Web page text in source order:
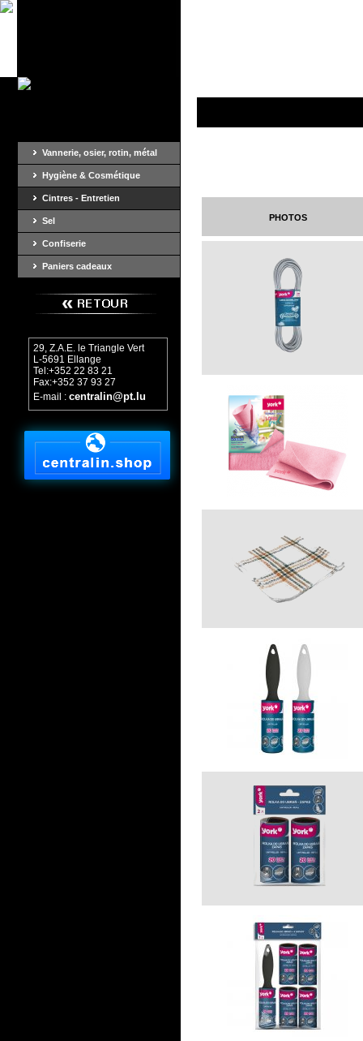
Vannerie, osier, rotin, métal
Hygiène & Cosmétique
Cintres - Entretien
Sel
Confiserie
Paniers cadeaux
29, Z.A.E. le Triangle Vert
L-5691 Ellange
Tel:+352 22 83 21
Fax:+352 37 93 27
E-mail : centralin@pt.lu
photos